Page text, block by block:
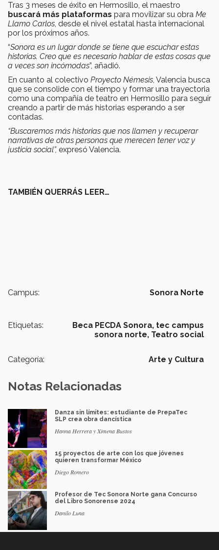
Tras 3 meses de éxito en Hermosillo, el maestro
buscará más plataformas para movilizar su obra Me
Llamo Carlos, desde el nivel estatal hasta internacional
por los próximos años.
“Sonora es un lugar donde se tiene que escuchar estas
historias. Creo que es necesario hablar de estas cosas que
a veces son incómodas”, añadió.
En cuanto al colectivo Proyecto Némesis, Valencia busca
que se consolide con el tiempo y formar una trayectoria
como una compañía de teatro en Hermosillo para seguir
creando a partir de más historias esperando a ser
contadas.
“Buscaremos más historias que nos llamen y recuperar
narrativas de otras personas que merecen tener voz y
justicia social”, expresó Valencia.
TAMBIÉN QUERRÁS LEER…
Campus: Sonora Norte
Etiquetas: Beca PECDA Sonora, tec campus
sonora norte, Teatro social
Categoría: Arte y Cultura
Notas Relacionadas
Danza sin límites: estudiante de PrepaTec
SLP crea obra dancística
Hanna Herrera y Ximena Bustos
15 proyectos de arte con los que jóvenes
quieren transformar México
Diego Romero
Profesor de Tec Sonora Norte gana Concurso
del Libro Sonorense 2024
Danilo Luna